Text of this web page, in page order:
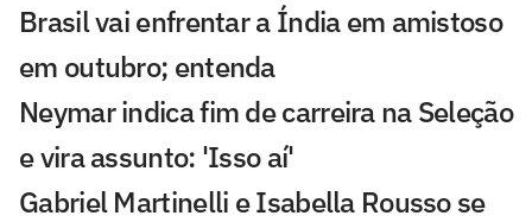
Brasil vai enfrentar a Índia em amistoso
em outubro; entenda
Neymar indica fim de carreira na Seleção
e vira assunto: 'Isso aí'
Gabriel Martinelli e Isabella Rousso se